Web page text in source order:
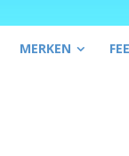
MERKEN